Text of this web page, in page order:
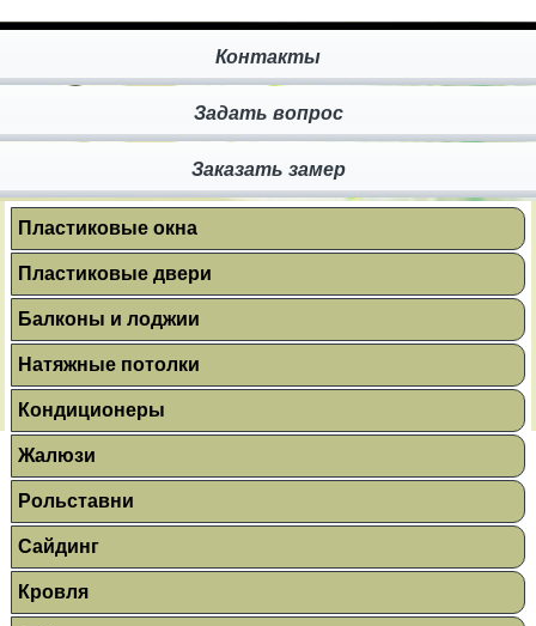
Контакты
Задать вопрос
Заказать замер
Пластиковые окна
Пластиковые двери
Балконы и лоджии
Натяжные потолки
Кондиционеры
Жалюзи
Рольставни
Сайдинг
Кровля